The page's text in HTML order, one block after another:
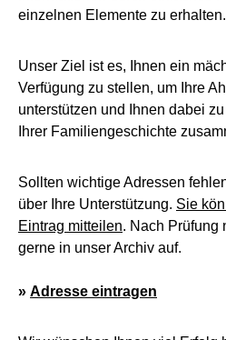
einzelnen Elemente zu erhalten.
Unser Ziel ist es, Ihnen ein
Verfügung zu stellen, um Ihre
unterstützen und Ihnen dabei
Ihrer Familiengeschichte
Sollten wichtige Adressen
über Ihre Unterstützung. Sie
Eintrag mitteilen. Nach Prüfung
gerne in unser Archiv auf.
» Adresse eintragen